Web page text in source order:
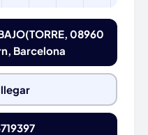
08960
Barcelona